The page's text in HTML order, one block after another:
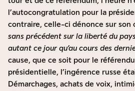
l’autocongratulation pour la
contraire, celle-ci dénonce sur son
sans précédent sur la liberté du
autant ce jour qu’au cours des
cause, que ce soit pour le
présidentielle, l’ingérence russe
Démarchages, achats de voix,